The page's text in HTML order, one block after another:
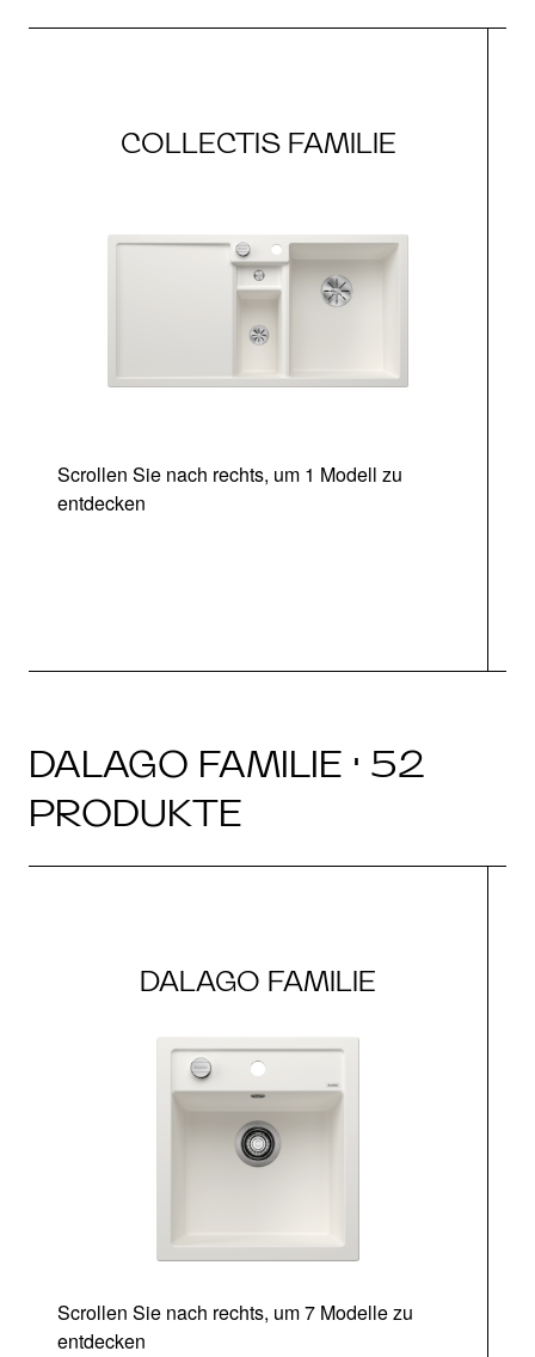
COLLECTIS FAMILIE
Scrollen Sie nach rechts, um 1 Modell zu
entdecken
DALAGO FAMILIE · 52
PRODUKTE
DALAGO FAMILIE
Scrollen Sie nach rechts, um 7 Modelle zu
entdecken